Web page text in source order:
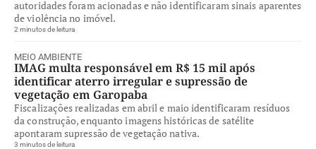
autoridades foram acionadas e não identificaram sinais aparentes
de violência no imóvel.
2 minutos de leitura
MEIO AMBIENTE
IMAG multa responsável em R$ 15 mil após
identificar aterro irregular e supressão de
vegetação em Garopaba
Fiscalizações realizadas em abril e maio identificaram resíduos
da construção, enquanto imagens históricas de satélite
apontaram supressão de vegetação nativa.
3 minutos de leitura